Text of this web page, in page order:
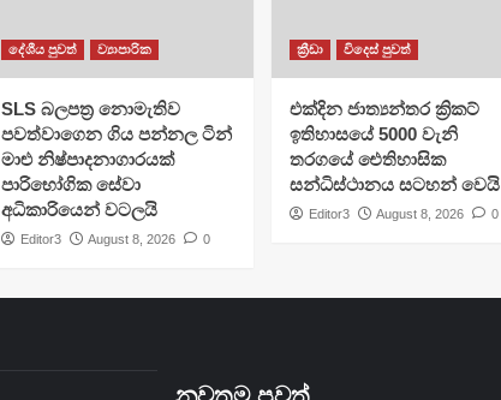
දේශීය පුවත් ව්‍යාපාරික
SLS බලපත්‍ර නොමැතිව
පවත්වාගෙන ගිය පන්නල ටින්
මාළු නිෂ්පාදනාගාරයක්
පාරිභෝගික සේවා
අධිකාරියෙන් වටලයි
Editor3 August 8, 2026 0
ක්‍රීඩා විදෙස් පුවත්
එක්දින ජාත්‍යන්තර ක්‍රිකට්
ඉතිහාසයේ 5000 වැනි
තරගයේ ඓතිහාසික
සන්ධිස්ථානය සටහන් වෙයි
Editor3 August 8, 2026 0